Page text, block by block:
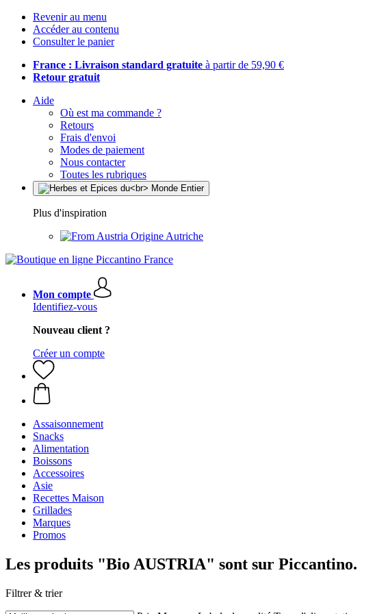
Revenir au menu
Accéder au contenu
Consulter le panier
France : Livraison standard gratuite à partir de 59,90 €
Retour gratuit
Aide
Où est ma commande ?
Retours
Frais d'envoi
Modes de paiement
Nous contacter
Toutes les rubriques
Plus d'inspiration
Origine Autriche
Mon compte
Identifiez-vous
Nouveau client ?
Créer un compte
Assaisonnement
Snacks
Alimentation
Boissons
Accessoires
Asie
Recettes Maison
Grillades
Marques
Promos
Les produits "Bio AUSTRIA" sont sur Piccantino.
Filtrer & trier